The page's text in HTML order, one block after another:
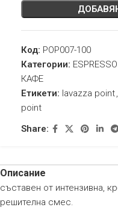
Код: POP007-100
Категории:
КАФЕ
Етикети: lavazza point,
point
Share:
Описание
съставен от интензивна,
решителна смес.